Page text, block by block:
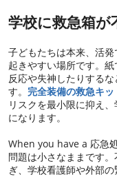
学校に救急箱が
子どもたちは本来、活
起きやすい場所です。
反応や失神したりする
す。 完全装備の救急キッ
リスクを最小限に抑え
になります。
When you have a 応急
問題は小さなままです
ぎ、学校看護師や外部